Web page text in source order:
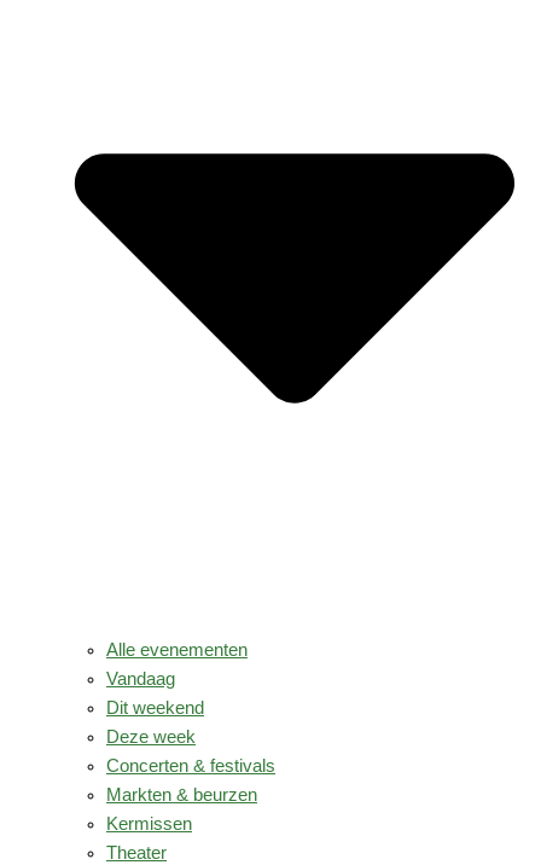
Alle evenementen
Vandaag
Dit weekend
Deze week
Concerten & festivals
Markten & beurzen
Kermissen
Theater